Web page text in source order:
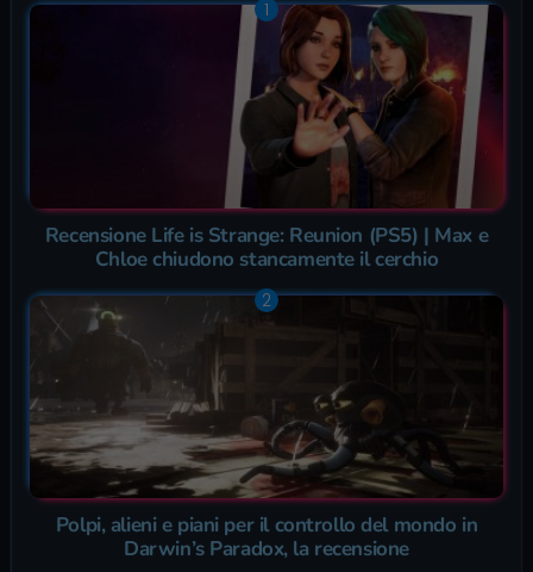
Recensione Life is Strange: Reunion (PS5) | Max e
Chloe chiudono stancamente il cerchio
Polpi, alieni e piani per il controllo del mondo in
Darwin’s Paradox, la recensione